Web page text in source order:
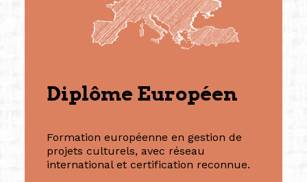
Diplôme Européen
Formation européenne en gestion de
projets culturels, avec réseau
international et certification reconnue.